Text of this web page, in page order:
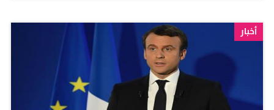
اليسار»، هزم منافسته لوبن في ختام حملة قاسية، كشفت
انقسامات عميقة في فرنسا. واعتبر الرئيس المنتخب أن
«صفحة جديدة تفتح، صفحة الأمل والثقة المستعادة». من
جهتها، اعترفت لوبن بهزيمتها. وقالت إنها اتصلت بماكرون من
أجل تهنئته بفوزه في الانتخابات، وتمنت له «النجاح» في
أخبار